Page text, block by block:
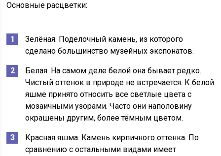
Основные расцветки:
Зелёная. Поделочный камень, из которого
сделано большинство музейных экспонатов.
Белая. На самом деле белой она бывает редко.
Чистый оттенок в природе не встречается. К белой
яшме принято относить все светлые цвета с
мозаичными узорами. Часто они наполовину
окрашены другим, более тёмным цветом.
Красная яшма. Камень кирпичного оттенка. По
сравнению с остальными видами имеет